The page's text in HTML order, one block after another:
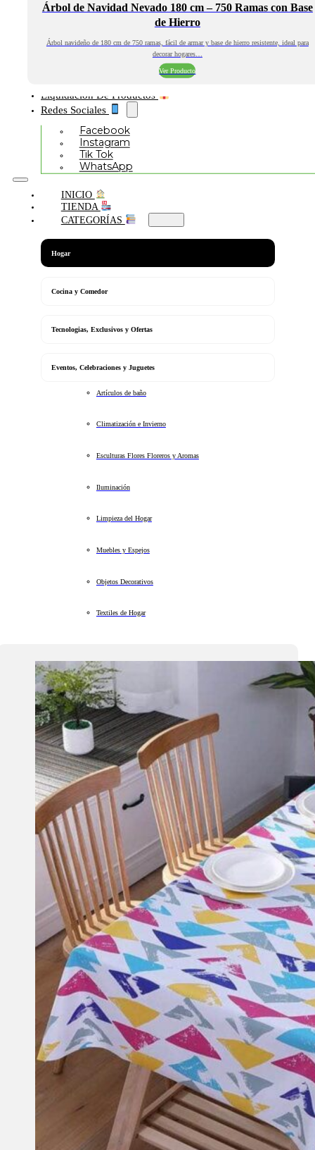
Árbol de Navidad Nevado 180 cm – 750 Ramas con Base
de Hierro
Árbol navideño de 180 cm de 750 ramas, fácil de armar y base de hierro resistente, ideal para
decorar hogares…
Ver Producto
Liquidación De Productos
Redes Sociales
Facebook
Instagram
Tik Tok
WhatsApp
INICIO
TIENDA
CATEGORÍAS
Hogar
Cocina y Comedor
Tecnologias, Exclusivos y Ofertas
Eventos, Celebraciones y Juguetes
Artículos de baño
Climatización e Invierno
Esculturas Flores Floreros y Aromas
Iluminación
Limpieza del Hogar
Muebles y Espejos
Objetos Decorativos
Textiles de Hogar